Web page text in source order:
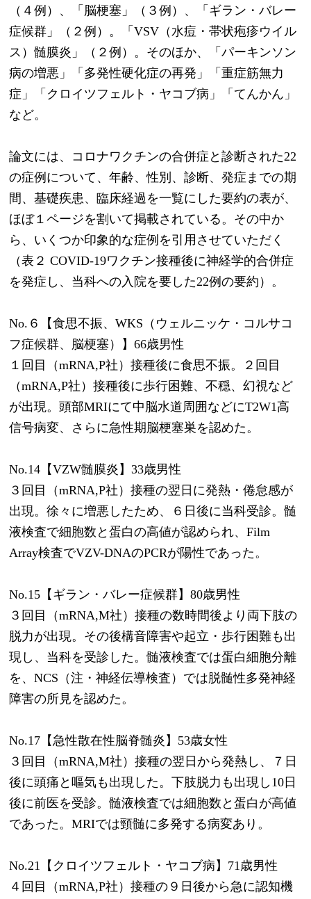
（４例）、「脳梗塞」（３例）、「ギラン・バレー
症候群」（２例）。「VSV（水痘・帯状疱疹ウイル
ス）髄膜炎」（２例）。そのほか、「パーキンソン
病の増悪」「多発性硬化症の再発」「重症筋無力
症」「クロイツフェルト・ヤコブ病」「てんかん」
など。
論文には、コロナワクチンの合併症と診断された22
の症例について、年齢、性別、診断、発症までの期
間、基礎疾患、臨床経過を一覧にした要約の表が、
ほぼ１ページを割いて掲載されている。その中か
ら、いくつか印象的な症例を引用させていただく
（表２ COVID-19ワクチン接種後に神経学的合併症
を発症し、当科への入院を要した22例の要約）。
No.６【食思不振、WKS（ウェルニッケ・コルサコ
フ症候群、脳梗塞）】66歳男性
１回目（mRNA,P社）接種後に食思不振。２回目
（mRNA,P社）接種後に歩行困難、不穏、幻視など
が出現。頭部MRIにて中脳水道周囲などにT2W1高
信号病変、さらに急性期脳梗塞巣を認めた。
No.14【VZW髄膜炎】33歳男性
３回目（mRNA,P社）接種の翌日に発熱・倦怠感が
出現。徐々に増悪したため、６日後に当科受診。髄
液検査で細胞数と蛋白の高値が認められ、Film
Array検査でVZV-DNAのPCRが陽性であった。
No.15【ギラン・バレー症候群】80歳男性
３回目（mRNA,M社）接種の数時間後より両下肢の
脱力が出現。その後構音障害や起立・歩行困難も出
現し、当科を受診した。髄液検査では蛋白細胞分離
を、NCS（注・神経伝導検査）では脱髄性多発神経
障害の所見を認めた。
No.17【急性散在性脳脊髄炎】53歳女性
３回目（mRNA,M社）接種の翌日から発熱し、７日
後に頭痛と嘔気も出現した。下肢脱力も出現し10日
後に前医を受診。髄液検査では細胞数と蛋白が高値
であった。MRIでは頸髄に多発する病変あり。
No.21【クロイツフェルト・ヤコブ病】71歳男性
４回目（mRNA,P社）接種の９日後から急に認知機